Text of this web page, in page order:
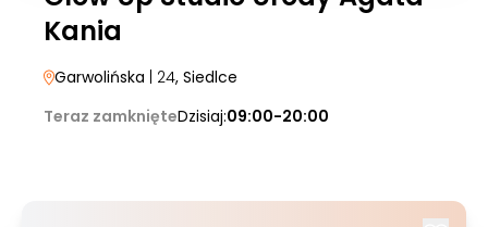
Kania
Garwolińska | 24, Siedlce
Teraz zamknięteDzisiaj:09:00-20:00